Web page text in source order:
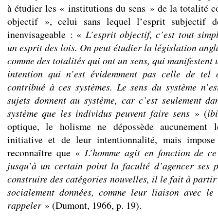
à étudier les « institutions du sens » de la totalité
objectif », celui sans lequel l’esprit subjectif
inenvisageable : «L’esprit objectif, c’est tout
un esprit des lois. On peut étudier la législation
comme des totalités qui ont un sens, qui
intention qui n’est évidemment pas celle de
contribué à ces systèmes. Le sens du système
sujets donnent au système, car c’est seulement
système que les individus peuvent faire sens » (
optique, le holisme ne dépossède
initiative et de leur intentionnalité, mais
reconnaître que «L’homme agit en fonction de
jusqu’à un certain point la faculté d’agencer ses
construire des catégories nouvelles, il le fait à
socialement données, comme leur liaison avec
rappeler » (Dumont, 1966, p. 19).